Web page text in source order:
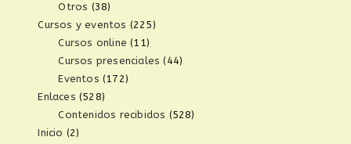
Otros (38)
Cursos y eventos (225)
Cursos online (11)
Cursos presenciales (44)
Eventos (172)
Enlaces (528)
Contenidos recibidos (528)
Inicio (2)